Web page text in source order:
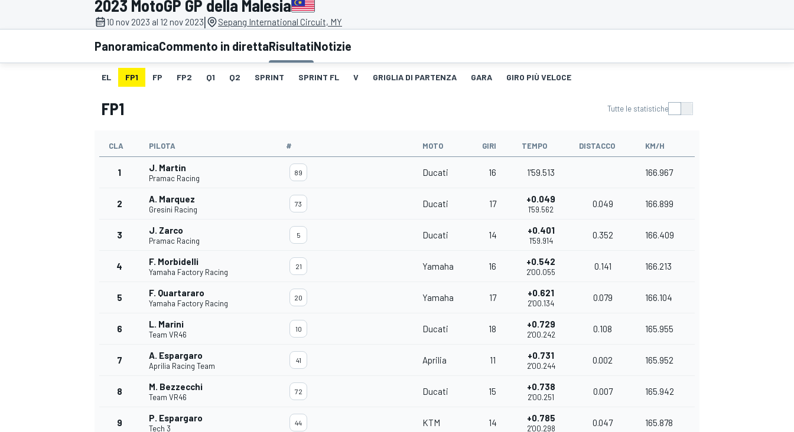
MOTOGP WEC
WRC
2023 MotoGP GP della Malesia
10 nov 2023 al 12 nov 2023| Sepang International Circuit, MY
PanoramicaCommento in direttaRisultatiNotizie
EL FP1 FP FP2 Q1 Q2 SPRINT SPRINT FL V GRIGLIA DI PARTENZA GARA GIRO PIÙ VELOCE
FP1 Tutte le statistiche
CLA PILOTA # MOTO GIRI TEMPO DISTACCO KM/H
1 J. Martin
Pramac Racing
89 Ducati 16 1'59.513 166.967
2 A. Marquez
Gresini Racing
73 Ducati 17 +0.049
1'59.562
0.049 166.899
3 J. Zarco
Pramac Racing
5 Ducati 14 +0.401
1'59.914
0.352 166.409
4 F. Morbidelli
Yamaha Factory Racing
21 Yamaha 16 +0.542
2'00.055
0.141 166.213
5 F. Quartararo
Yamaha Factory Racing
20 Yamaha 17 +0.621
2'00.134
0.079 166.104
6 L. Marini
Team VR46
10 Ducati 18 +0.729
2'00.242
0.108 165.955
7 A. Espargaro
Aprilia Racing Team
41 Aprilia 11 +0.731
2'00.244
0.002 165.952
8 M. Bezzecchi
Team VR46
72 Ducati 15 +0.738
2'00.251
0.007 165.942
9 P. Espargaro
Tech 3
44 KTM 14 +0.785
2'00.298
0.047 165.878